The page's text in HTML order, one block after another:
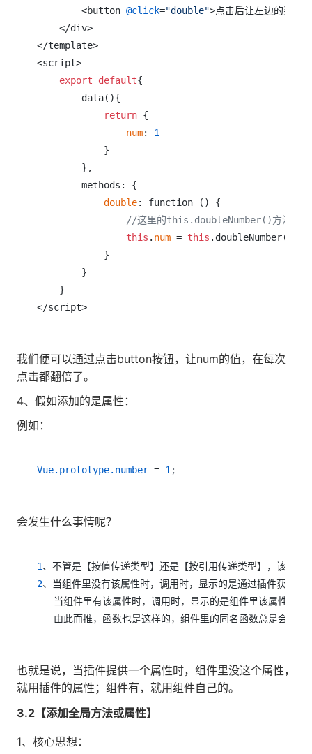
        <button
@click="double">点击后让左边的数字
    </div>
</template>
<script>
export
default{
        data(){
return {
num: 1
            }
        },
        methods: {
double: function () {
//这里的this.doubleNumber()方法就是
this . num = this .doubleNumber(
            }
        }
    }
</script>
我们便可以通过点击button按钮，让num的值，在每次
点击都翻倍了。
4、假如添加的是属性：
例如：
Vue.prototype.number = 1 ;
会发生什么事情呢？
1、不管是【按值传递类型】还是【按引用传递类型】，该变
2、当组件里没有该属性时，调用时，显示的是通过插件获取的
当组件里有该属性时，调用时，显示的是组件里该属性的值
由此而推，函数也是这样的，组件里的同名函数总是会覆盖
也就是说，当插件提供一个属性时，组件里没这个属性，
就用插件的属性；组件有，就用组件自己的。
3.2【添加全局方法或属性】
1、核心思想：